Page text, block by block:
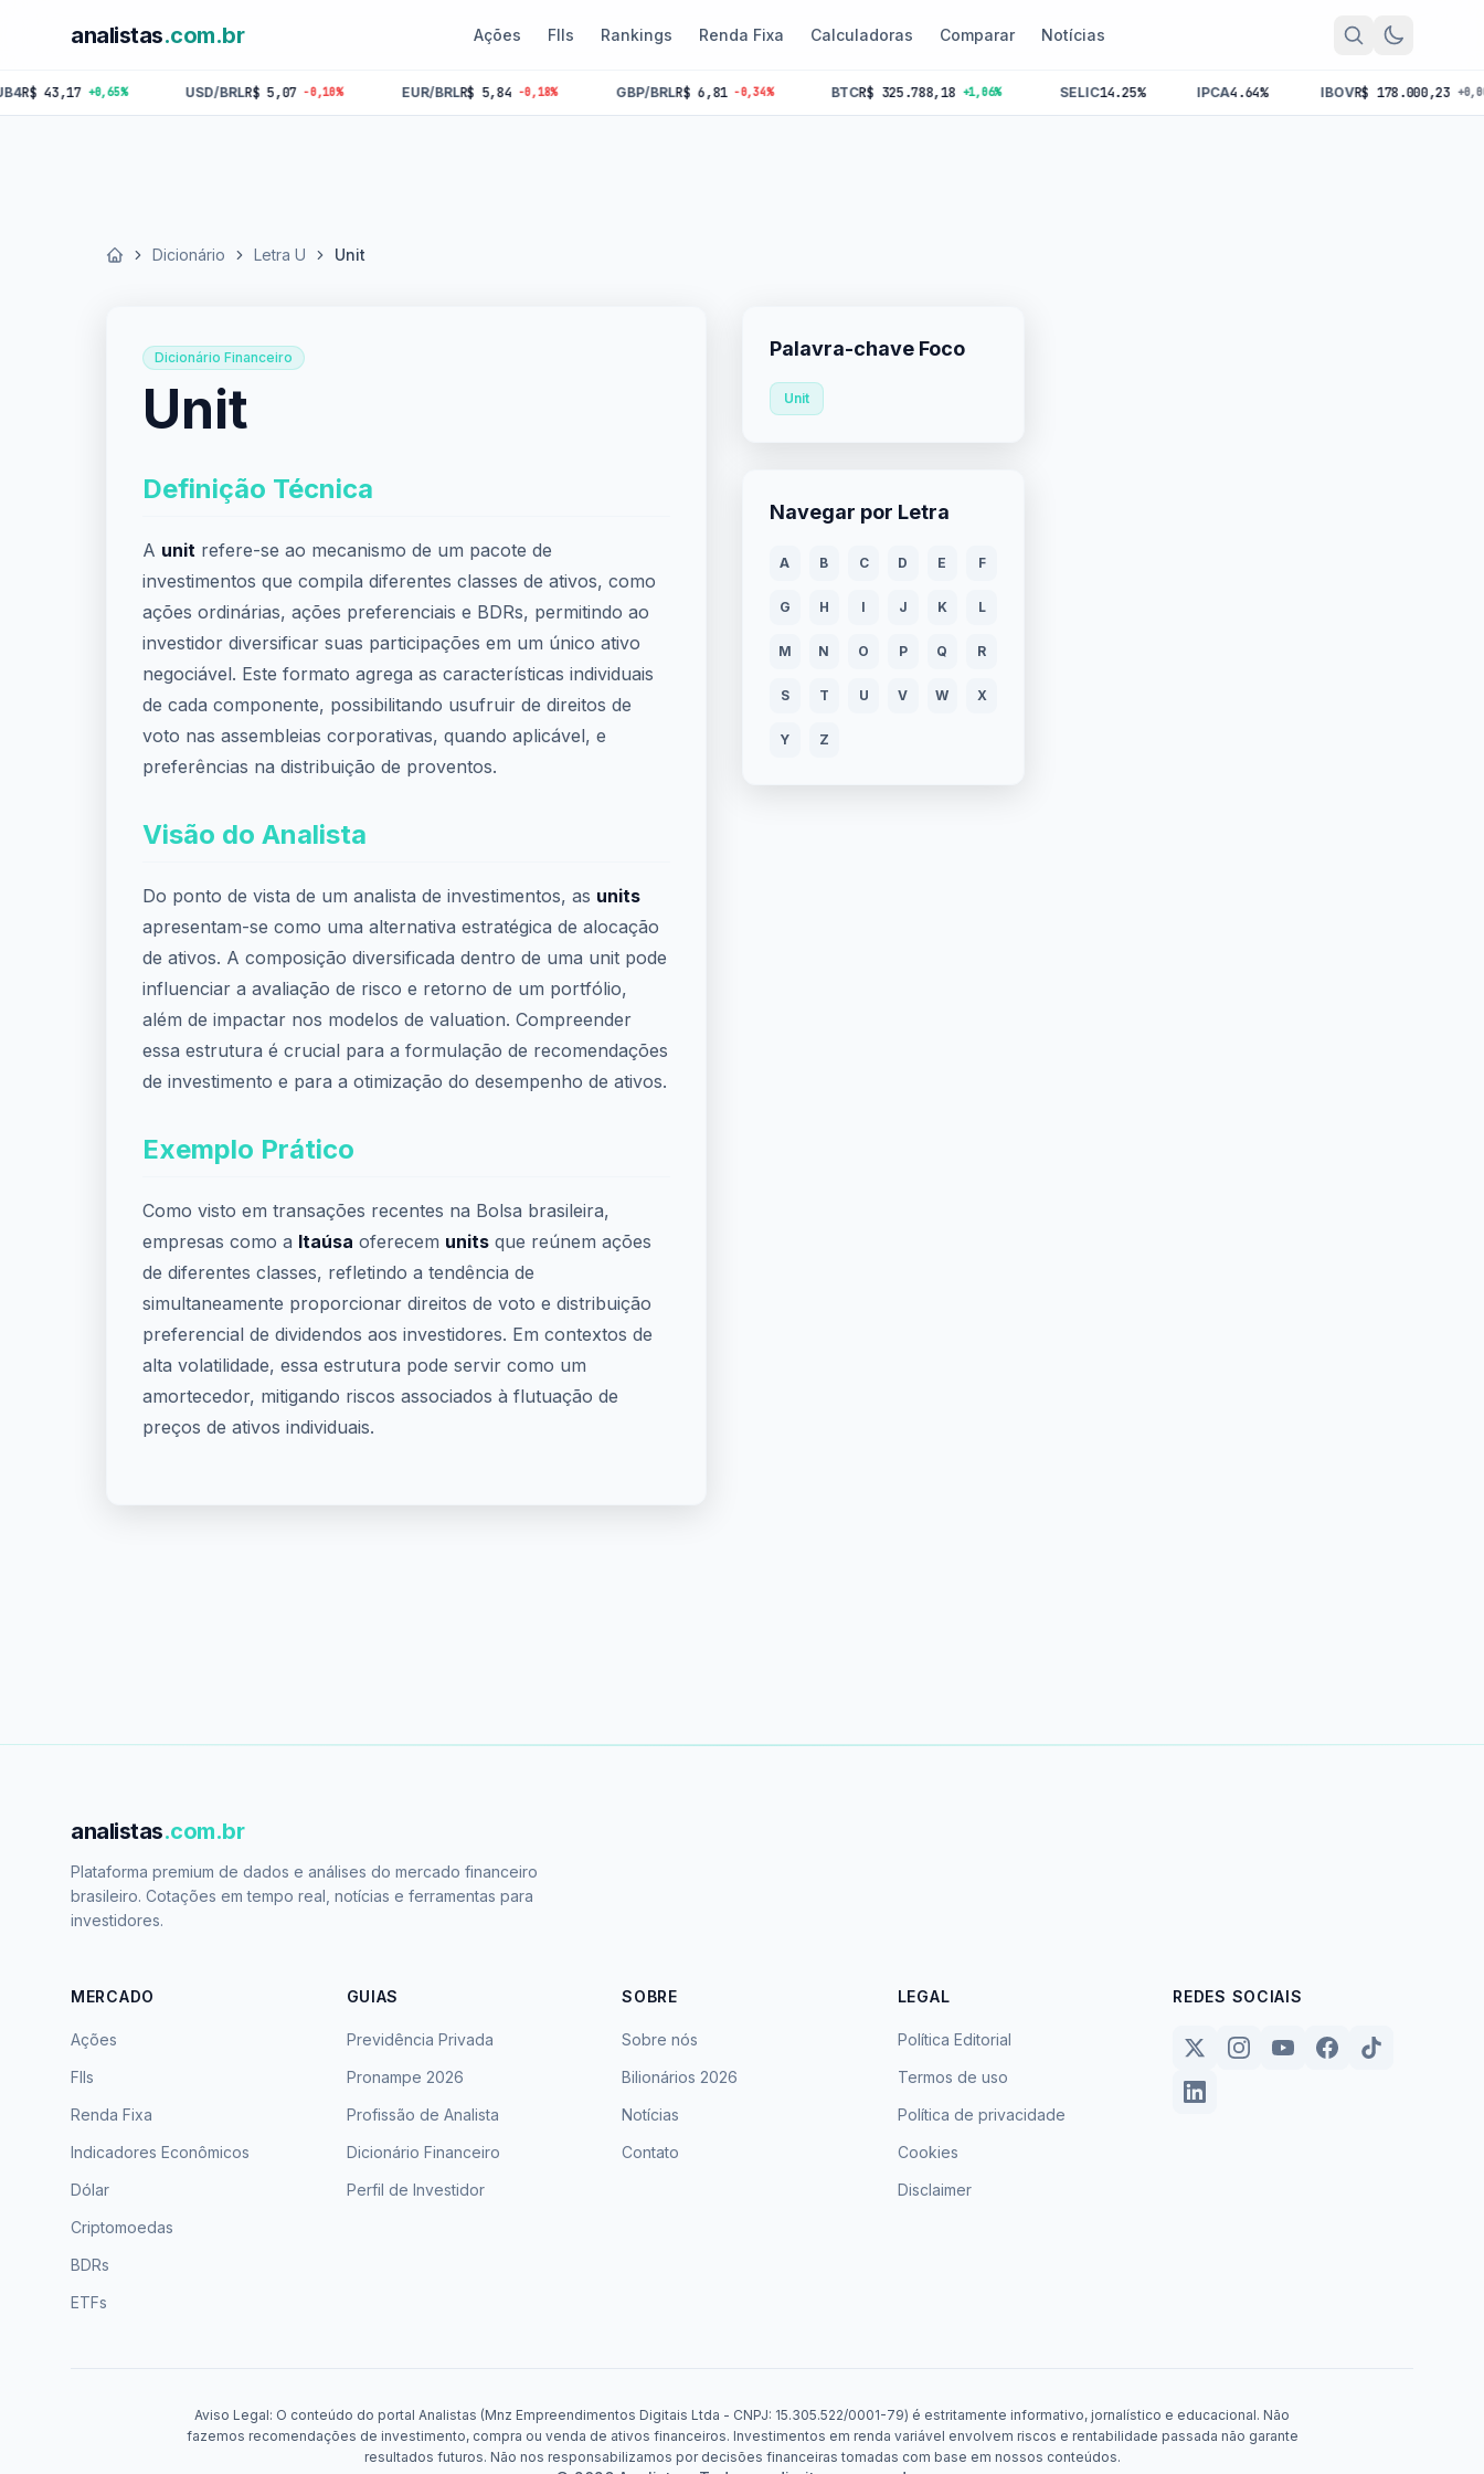
analistas.com.br Ações FIIs Rankings Renda Fixa Calculadoras Comparar Notícias
+0,65% USD/BRLR$ 5,07 -0,10% EUR/BRLR$ 5,84 -0,18% GBP/BRLR$ 6,81 -0,34% R$ 325.788,18 +1,06% 14.25% IPCA 4.64% IBOV R$ 178.000,23 +0,00%
Início Dicionário Letra U Unit
Dicionário Financeiro
Unit
Definição Técnica
A unit refere-se ao mecanismo de um pacote de
investimentos que compila diferentes classes de ativos, como
ações ordinárias, ações preferenciais e BDRs, permitindo ao
investidor diversificar suas participações em um único ativo
negociável. Este formato agrega as características individuais
de cada componente, possibilitando usufruir de direitos de
voto nas assembleias corporativas, quando aplicável, e
preferências na distribuição de proventos.
Visão do Analista
Do ponto de vista de um analista de investimentos, as units
apresentam-se como uma alternativa estratégica de alocação
de ativos. A composição diversificada dentro de uma unit pode
influenciar a avaliação de risco e retorno de um portfólio,
além de impactar nos modelos de valuation. Compreender
essa estrutura é crucial para a formulação de recomendações
de investimento e para a otimização do desempenho de ativos.
Exemplo Prático
Como visto em transações recentes na Bolsa brasileira,
empresas como a Itaúsa oferecem units que reúnem ações
de diferentes classes, refletindo a tendência de
simultaneamente proporcionar direitos de voto e distribuição
preferencial de dividendos aos investidores. Em contextos de
alta volatilidade, essa estrutura pode servir como um
amortecedor, mitigando riscos associados à flutuação de
preços de ativos individuais.
Palavra-chave Foco
Unit
Navegar por Letra
A B C D E F
G H I J K L
M N O P Q R
S T U V W X
Y Z
analistas.com.br
Plataforma premium de dados e análises do mercado financeiro
brasileiro. Cotações em tempo real, notícias e ferramentas para
investidores.
MERCADO
Ações
FIIs
Renda Fixa
Indicadores Econômicos
Dólar
Criptomoedas
BDRs
ETFs
GUIAS
Previdência Privada
Pronampe 2026
Profissão de Analista
Dicionário Financeiro
Perfil de Investidor
SOBRE
Sobre nós
Bilionários 2026
Notícias
Contato
LEGAL
Política Editorial
Termos de uso
Política de privacidade
Cookies
Disclaimer
REDES SOCIAIS
Aviso Legal: O conteúdo do portal Analistas (Mnz Empreendimentos Digitais Ltda - CNPJ: 15.305.522/0001-79) é estritamente informativo, jornalístico e educacional. Não
fazemos recomendações de investimento, compra ou venda de ativos financeiros. Investimentos em renda variável envolvem riscos e rentabilidade passada não garante
resultados futuros. Não nos responsabilizamos por decisões financeiras tomadas com base em nossos conteúdos.